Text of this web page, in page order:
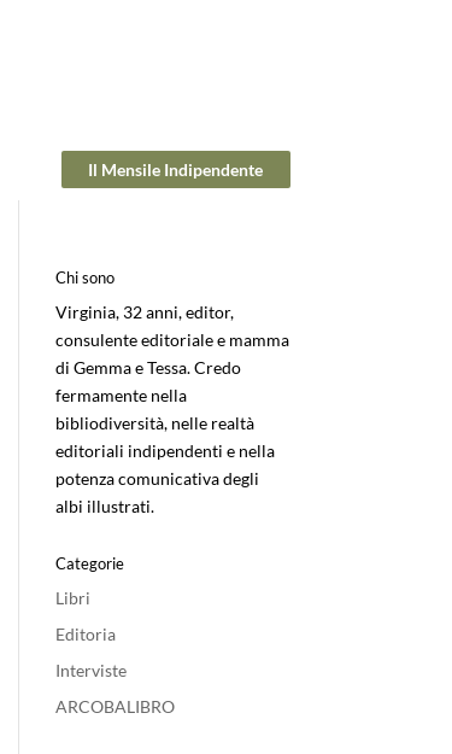
Il Mensile Indipendente
Chi sono
Virginia, 32 anni, editor,
consulente editoriale e mamma
di Gemma e Tessa. Credo
fermamente nella
bibliodiversità, nelle realtà
editoriali indipendenti e nella
potenza comunicativa degli
albi illustrati.
Categorie
Libri
Editoria
Interviste
ARCOBALIBRO